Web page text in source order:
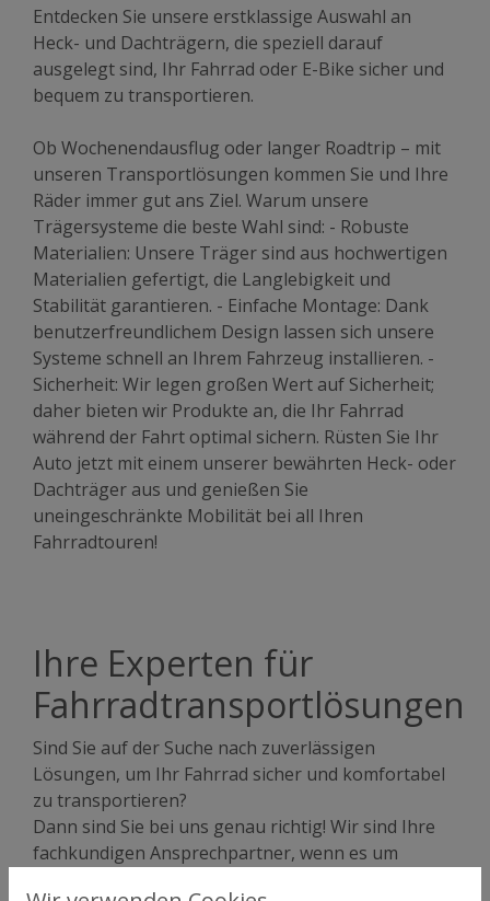
Entdecken Sie unsere erstklassige Auswahl an
Heck- und Dachträgern, die speziell darauf
ausgelegt sind, Ihr Fahrrad oder E-Bike sicher und
bequem zu transportieren.
Ob Wochenendausflug oder langer Roadtrip – mit
unseren Transportlösungen kommen Sie und Ihre
Räder immer gut ans Ziel. Warum unsere
Trägersysteme die beste Wahl sind: - Robuste
Materialien: Unsere Träger sind aus hochwertigen
Materialien gefertigt, die Langlebigkeit und
Stabilität garantieren. - Einfache Montage: Dank
benutzerfreundlichem Design lassen sich unsere
Systeme schnell an Ihrem Fahrzeug installieren. -
Sicherheit: Wir legen großen Wert auf Sicherheit;
daher bieten wir Produkte an, die Ihr Fahrrad
während der Fahrt optimal sichern. Rüsten Sie Ihr
Auto jetzt mit einem unserer bewährten Heck- oder
Dachträger aus und genießen Sie
uneingeschränkte Mobilität bei all Ihren
Fahrradtouren!
Ihre Experten für
Fahrradtransportlösungen
Sind Sie auf der Suche nach zuverlässigen
Lösungen, um Ihr Fahrrad sicher und komfortabel
zu transportieren?
Dann sind Sie bei uns genau richtig! Wir sind Ihre
fachkundigen Ansprechpartner, wenn es um